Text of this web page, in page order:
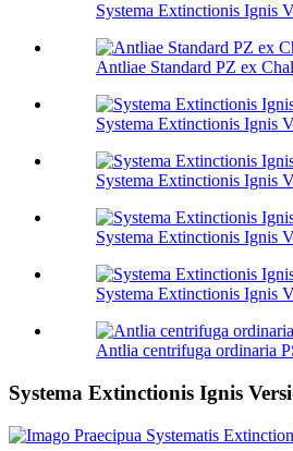
Systema Extinctionis Ignis
Antliae Standard PZ ex
Systema Extinctionis Ignis
Systema Extinctionis Ignis
Systema Extinctionis Ignis
Systema Extinctionis Ignis
Antlia centrifuga ordinaria
Systema Extinctionis Ignis